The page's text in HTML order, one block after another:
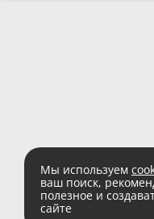
Мы используем
ваш поиск,
полезное и
сайте